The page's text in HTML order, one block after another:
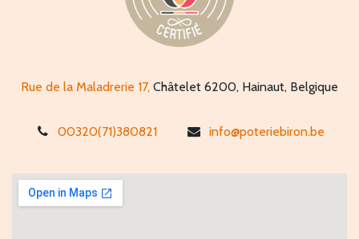
Rue de la Maladrerie 17, Châtelet 6200, Hainaut, Belgique
00320(71)380821 info@poteriebiron.be